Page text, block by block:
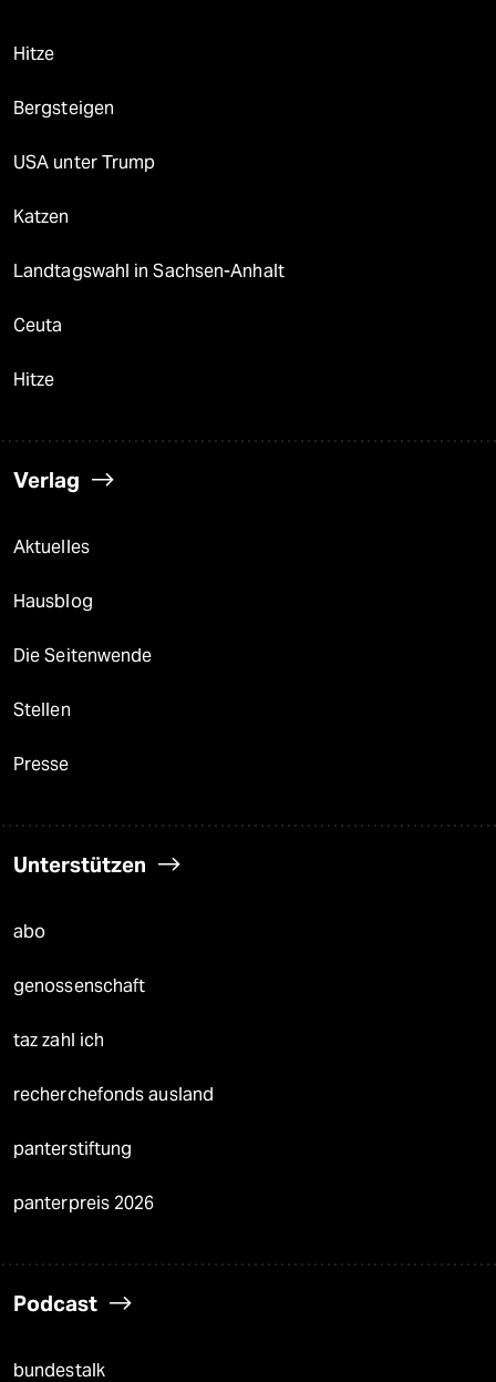
Hitze
Bergsteigen
USA unter Trump
Katzen
Landtagswahl in Sachsen-Anhalt
Ceuta
Hitze
Verlag
Aktuelles
Hausblog
Die Seitenwende
Stellen
Presse
Unterstützen
abo
genossenschaft
taz zahl ich
recherchefonds ausland
panterstiftung
panterpreis 2026
Podcast
bundestalk